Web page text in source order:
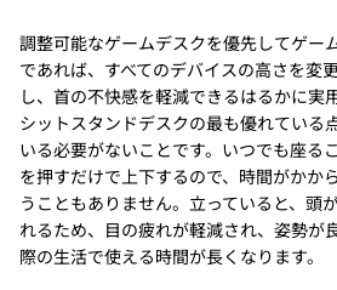
調整可能なゲームデスクを優先してゲー
であれば、すべてのデバイスの高さを変
し、首の不快感を軽減できるはるかに実
シットスタンドデスクの最も優れている
いる必要がないことです。いつでも座る
を押すだけで上下するので、時間がかか
うこともありません。立っていると、頭
れるため、目の疲れが軽減され、姿勢が
際の生活で使える時間が長くなります。